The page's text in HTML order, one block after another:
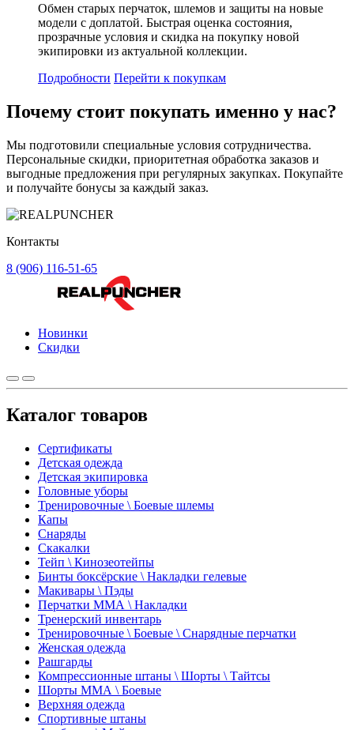
Обмен старых перчаток, шлемов и защиты на новые
модели с доплатой. Быстрая оценка состояния,
прозрачные условия и скидка на покупку новой
экипировки из актуальной коллекции.
Подробности Перейти к покупкам
Почему стоит покупать именно у нас?
Мы подготовили специальные условия сотрудничества.
Персональные скидки, приоритетная обработка заказов и
выгодные предложения при регулярных закупках. Покупайте
и получайте бонусы за каждый заказ.
Контакты
8 (906) 116-51-65
Новинки
Скидки
Каталог товаров
Сертификаты
Детская одежда
Детская экипировка
Головные уборы
Тренировочные \ Боевые шлемы
Капы
Снаряды
Скакалки
Тейп \ Кинозеотейпы
Бинты боксёрские \ Накладки гелевые
Макивары \ Пэды
Перчатки ММА \ Накладки
Тренерский инвентарь
Тренировочные \ Боевые \ Снарядные перчатки
Женская одежда
Рашгарды
Компрессионные штаны \ Шорты \ Тайтсы
Шорты ММА \ Боевые
Верхняя одежда
Спортивные штаны